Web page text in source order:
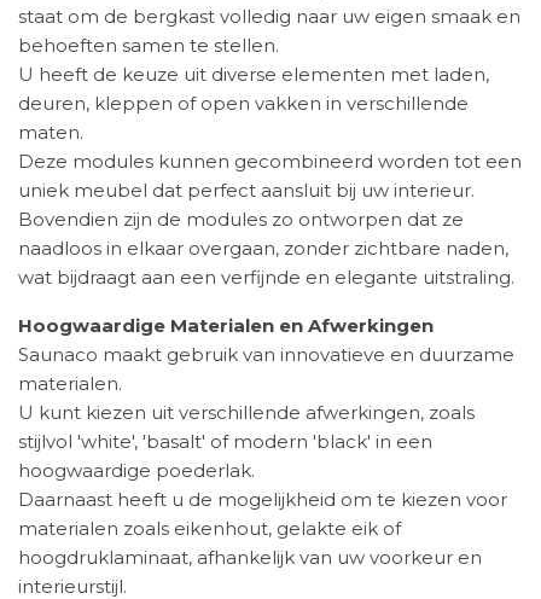
staat om de bergkast volledig naar uw eigen smaak en
behoeften samen te stellen.
U heeft de keuze uit diverse elementen met laden,
deuren, kleppen of open vakken in verschillende
maten.
Deze modules kunnen gecombineerd worden tot een
uniek meubel dat perfect aansluit bij uw interieur.
Bovendien zijn de modules zo ontworpen dat ze
naadloos in elkaar overgaan, zonder zichtbare naden,
wat bijdraagt aan een verfijnde en elegante uitstraling.
Hoogwaardige Materialen en Afwerkingen
Saunaco maakt gebruik van innovatieve en duurzame
materialen.
U kunt kiezen uit verschillende afwerkingen, zoals
stijlvol 'white', 'basalt' of modern 'black' in een
hoogwaardige poederlak.
Daarnaast heeft u de mogelijkheid om te kiezen voor
materialen zoals eikenhout, gelakte eik of
hoogdruklaminaat, afhankelijk van uw voorkeur en
interieurstijl.